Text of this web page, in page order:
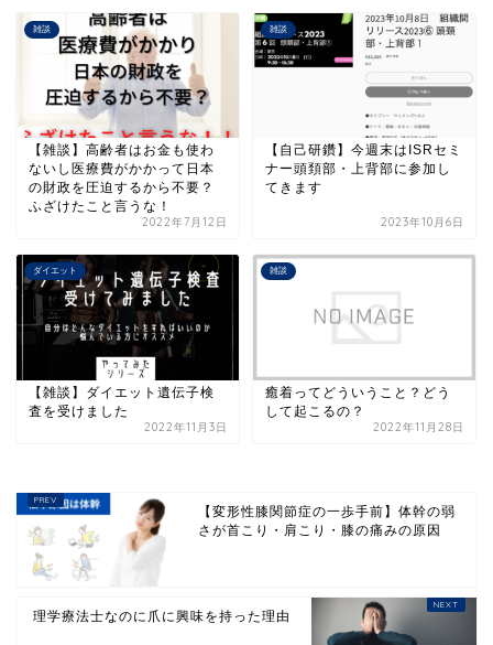
雑談
【雑談】高齢者はお金も使わ
ないし医療費がかかって日本
の財政を圧迫するから不要？
ふざけたこと言うな！
2022年7月12日
雑談
【自己研鑽】今週末はISRセミ
ナー頭頚部・上背部に参加し
てきます
2023年10月6日
ダイエット
【雑談】ダイエット遺伝子検
査を受けました
2022年11月3日
雑談
癒着ってどういうこと？どう
して起こるの？
2022年11月28日
【変形性膝関節症の一歩手前】体幹の弱
さが首こり・肩こり・膝の痛みの原因
理学療法士なのに爪に興味を持った理由